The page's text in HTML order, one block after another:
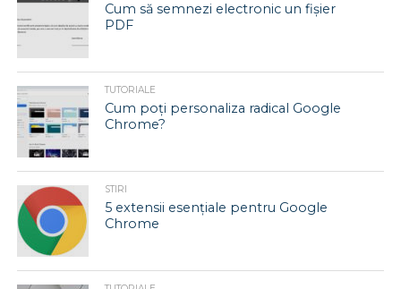
Cum să semnezi electronic un fișier
PDF
TUTORIALE
Cum poți personaliza radical Google
Chrome?
STIRI
5 extensii esențiale pentru Google
Chrome